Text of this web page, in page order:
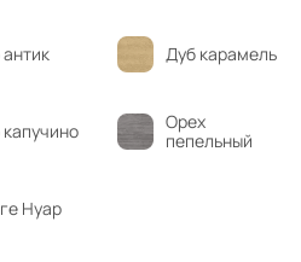
Дуб карамель
Орех
пепельный
Нуар